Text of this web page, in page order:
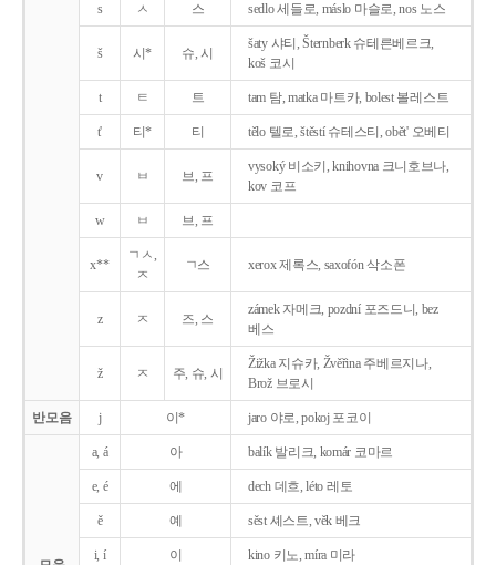
s ㅅ 스 sedlo 세들로, máslo 마슬로, nos 노스
š 시* 슈, 시
šaty 샤티, Šternberk 슈테른베르크,
koš 코시
t ㅌ 트 tam 탐, matka 마트카, bolest 볼레스트
t' 티* 티 tělo 텔로, štěstí 슈테스티, obět' 오베티
v ㅂ 브, 프
vysoký 비소키, knihovna 크니호브나,
kov 코프
w ㅂ 브, 프
x**
ㄱㅅ,
ㅈ
ㄱ스 xerox 제록스, saxofón 삭소폰
z ㅈ 즈, 스
zámek 자메크, pozdní 포즈드니, bez
베스
ž ㅈ 주, 슈, 시
Žižka 지슈카, Žvěřina 주베르지나,
Brož 브로시
반모음 j 이* jaro 야로, pokoj 포코이
a, á 아 balík 발리크, komár 코마르
e, é 에 dech 데흐, léto 레토
ě 예 sěst 셰스트, věk 베크
i, í 이 kino 키노, míra 미라